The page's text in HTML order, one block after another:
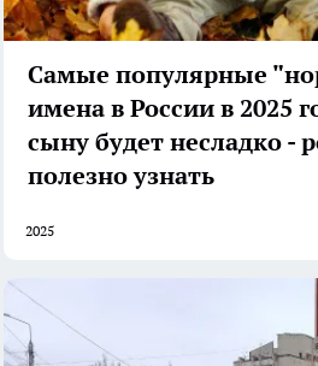
Самые популярные
имена в России в 2025
сыну будет несладко -
полезно узнать
2025